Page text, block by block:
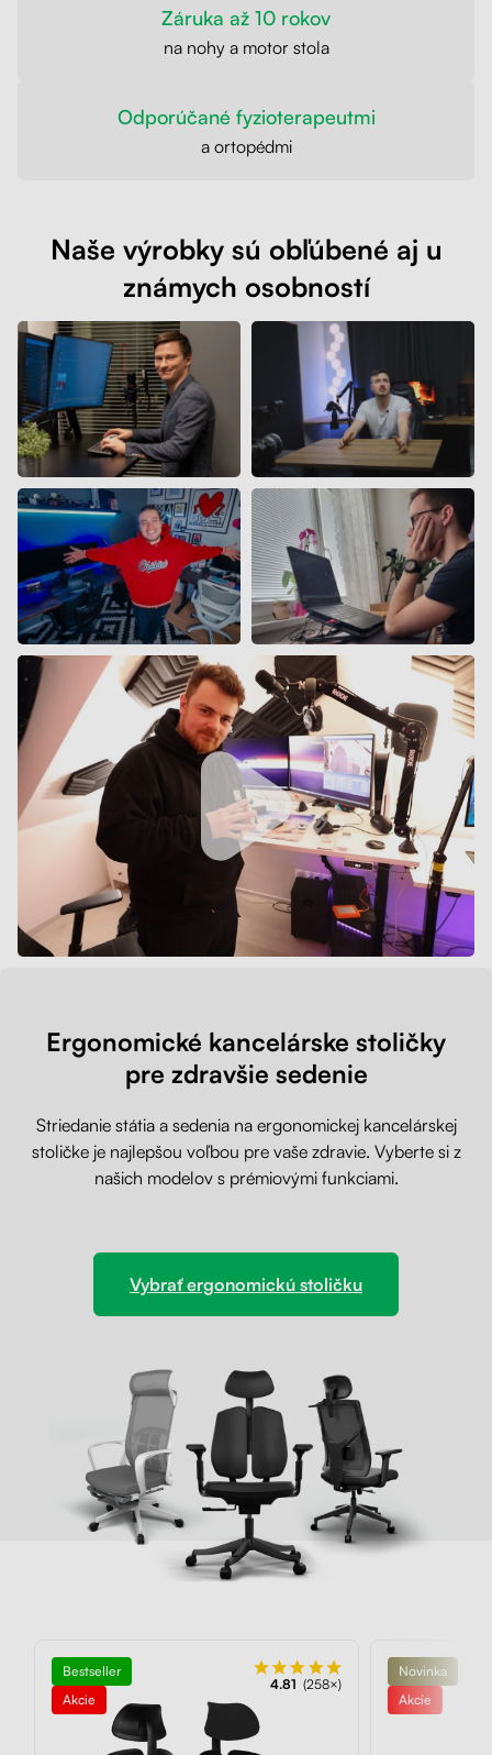
Záruka až 10 rokov
na nohy a motor stola
Odporúčané fyzioterapeutmi
a ortopédmi
Naše výrobky sú obľúbené aj u
známych osobností
Ergonomické kancelárske stoličky
pre zdravšie sedenie
Striedanie státia a sedenia na ergonomickej kancelárskej
stoličke je najlepšou voľbou pre vaše zdravie. Vyberte si z
našich modelov s prémiovými funkciami.
Vybrať ergonomickú stoličku
Bestseller
Akcie
4.81 (258×)
Novinka
Akcie